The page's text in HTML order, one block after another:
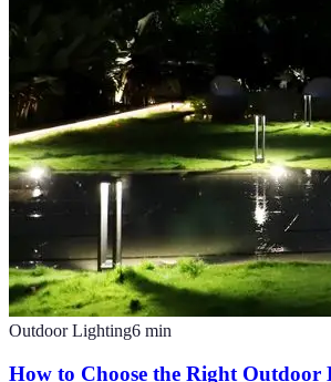
Outdoor Lighting6 min
How to Choose the Right